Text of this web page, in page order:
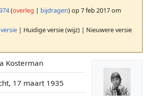
(overleg | bijdragen)op 7 feb 2017 om
| Huidige versie (wijz) | Nieuwere versie
Kosterman
17 maart 1935